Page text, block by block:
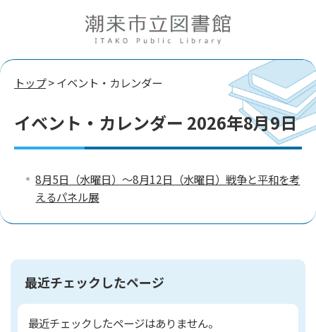
トップ> イベント・カレンダー
イベント・カレンダー 2026年8月9日
8月5日（水曜日）～8月12日（水曜日）戦争と平和を考
えるパネル展
最近チェックしたページ
最近チェックしたページはありません。